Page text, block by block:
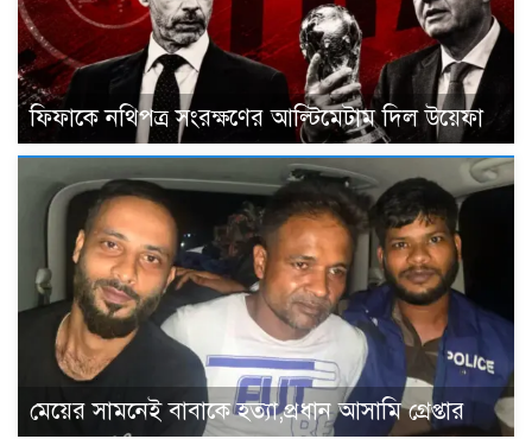
ফিফাকে নথিপত্র সংরক্ষণের আল্টিমেটাম দিল উয়েফা
মেয়ের সামনেই বাবাকে হত্যা,প্রধান আসামি গ্রেপ্তার